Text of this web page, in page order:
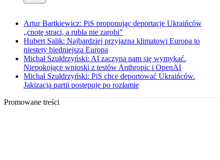
Artur Bartkiewicz: PiS proponując deportacje Ukraińców
„cnotę straci, a rubla nie zarobi”
Hubert Salik: Najbardziej przyjazna klimatowi Europa to
niestety biedniejsza Europa
Michał Szułdrzyński: AI zaczyna nam się wymykać.
Niepokojące wnioski z testów Anthropic i OpenAI
Michał Szułdrzyński: PiS chce deportować Ukraińców.
Jakizacja partii postępuje po rozłamie
Promowane treści